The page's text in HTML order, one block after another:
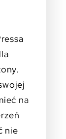
na
nie